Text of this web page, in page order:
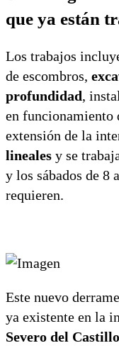
que ya están
Los trabajos
de escombros,
profundidad,
en funcionamiento
extensión de la
lineales y se
y los sábados de 8
requieren.
Este nuevo
ya existente en la
Severo del Castillo